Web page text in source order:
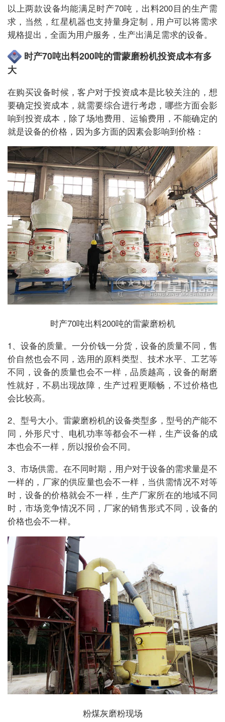
以上两款设备均能满足时产70吨，出料200目的生产需
求，当然，红星机器也支持量身定制，用户可以将需求
规格提出，全面为用户服务，生产出满足需求的设备。
时产70吨出料200吨的雷蒙磨粉机投资成本有多
大
在购买设备时候，客户对于投资成本是比较关注的，想
要确定投资成本，就需要综合进行考虑，哪些方面会影
响到投资成本，除了场地费用、运输费用，不能确定的
就是设备的价格，因为多方面的因素会影响到价格：
时产70吨出料200吨的雷蒙磨粉机
1、设备的质量。一分价钱一分货，设备的质量不同，售
价自然也会不同，选用的原料类型、技术水平、工艺等
不同，设备的质量也会不一样，品质越高，设备的耐磨
性就好，不易出现故障，生产过程更顺畅，不过价格也
会比较高。
2、型号大小。雷蒙磨粉机的设备类型多，型号的产能不
同，外形尺寸、电机功率等都会不一样，生产设备的成
本也会不一样，所以报价会不同。
3、市场供需。在不同时期，用户对于设备的需求量是不
一样的，厂家的供应量也会不一样，当供需情况不对等
时，设备的价格就会不一样，生产厂家所在的地域不同
时，市场竞争情况不同，厂家的销售形式不同，设备的
价格也会不一样。
粉煤灰磨粉现场